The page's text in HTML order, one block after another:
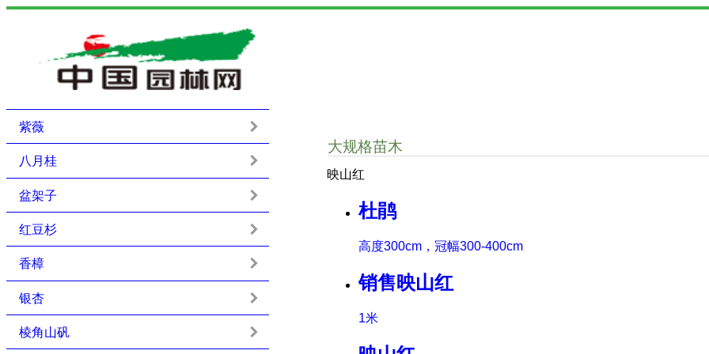
大规格苗木
映山红
杜鹃
高度300cm，冠幅300-400cm
销售映山红
1米
紫薇
八月桂
盆架子
红豆杉
香樟
银杏
棱角山矾